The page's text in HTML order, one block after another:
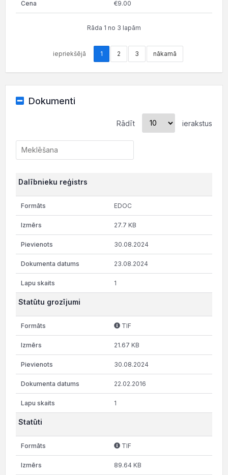
€9.00
Rāda 1 no 3 lapām
iepriekšējā 1 2 3 nākamā
Dokumenti
Rādīt ierakstus
Dalībnieku reģistrs
EDOC
27.7 KB
30.08.2024
23.08.2024
1
Statūtu grozījumi
TIF
21.67 KB
30.08.2024
22.02.2016
1
Statūti
TIF
89.64 KB